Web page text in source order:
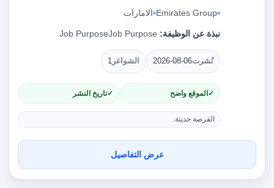
Emirates Group الامارات
نبذة عن الوظيفة:
نُشرت2026-08-06 الشواغر 1
الموقع واضح تاريخ النشر
الفرصة حديثة.
عرض التفاصيل